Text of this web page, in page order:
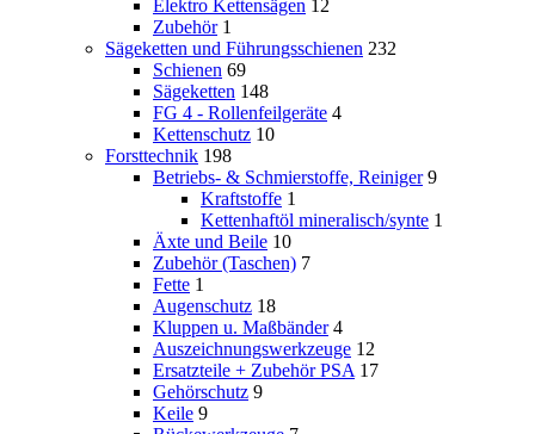
Elektro Kettensägen 12
Zubehör 1
Sägeketten und Führungsschienen 232
Schienen 69
Sägeketten 148
FG 4 - Rollenfeilgeräte 4
Kettenschutz 10
Forsttechnik 198
Betriebs- & Schmierstoffe, Reiniger 9
Kraftstoffe 1
Kettenhaftöl mineralisch/synte 1
Äxte und Beile 10
Zubehör (Taschen) 7
Fette 1
Augenschutz 18
Kluppen u. Maßbänder 4
Auszeichnungswerkzeuge 12
Ersatzteile + Zubehör PSA 17
Gehörschutz 9
Keile 9